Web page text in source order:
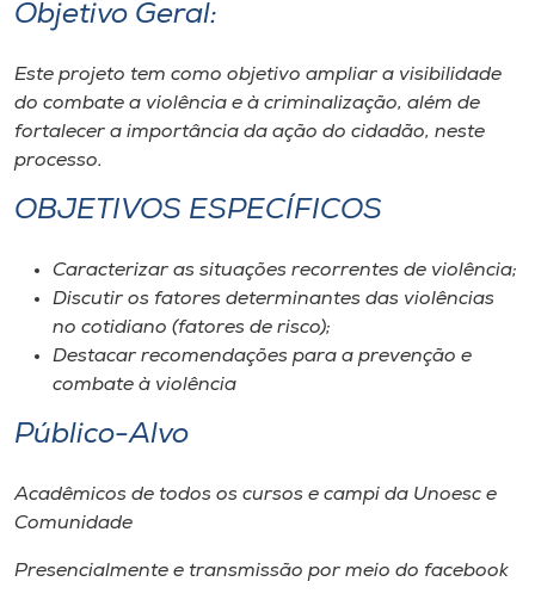
Biblioteca
Editora
Rádio
Unoesc
A+
Objetivo Geral:
Este projeto tem como objetivo ampliar a visibilidade
do combate a violência e à criminalização, além de
fortalecer a importância da ação do cidadão, neste
processo.
OBJETIVOS ESPECÍFICOS
Caracterizar as situações recorrentes de violência;
Discutir os fatores determinantes das violências
no cotidiano (fatores de risco);
Destacar recomendações para a prevenção e
combate à violência
Público-Alvo
Acadêmicos de todos os cursos e campi da Unoesc e
Comunidade
Presencialmente e transmissão por meio do facebook